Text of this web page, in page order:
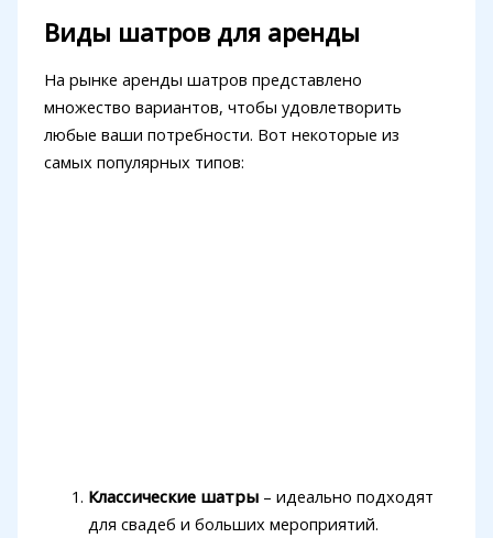
Виды шатров для аренды
На рынке аренды шатров представлено
множество вариантов, чтобы удовлетворить
любые ваши потребности. Вот некоторые из
самых популярных типов:
Классические шатры– идеально подходят
для свадеб и больших мероприятий.